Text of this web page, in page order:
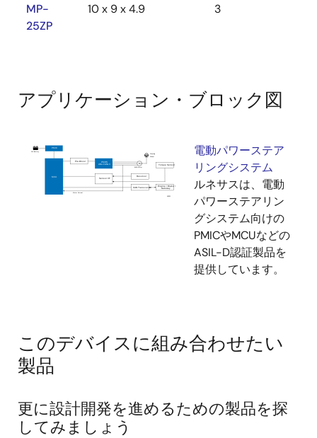
MP-
25ZP
10 x 9 x 4.9 3
アプリケーション・ブロック図
電動パワーステア
リングシステム
ルネサスは、電動
パワーステアリン
グシステム向けの
PMICやMCUなどの
ASIL-D認証製品を
提供しています。
このデバイスに組み合わせたい
製品
更に設計開発を進めるための製品を探
してみましょう